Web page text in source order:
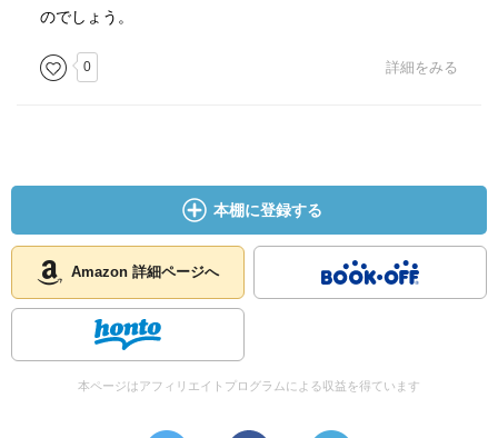
のでしょう。
0 詳細をみる
本棚に登録する
Amazon 詳細ページへ
本ページはアフィリエイトプログラムによる収益を得ています